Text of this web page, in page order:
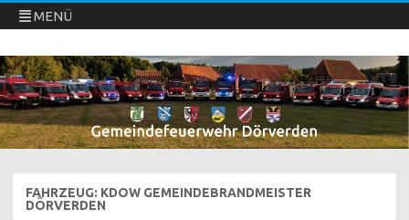
MENÜ
Freiwillige Feuerwehren Dörverden
Direkt
zum
Inhalt
springen
FAHRZEUG: KDOW GEMEINDEBRANDMEISTER
DÖRVERDEN